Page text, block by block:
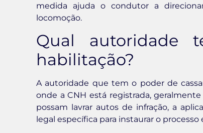
medida ajuda o condutor a
locomoção.
Qual autoridade
habilitação?
A autoridade que tem o poder de
onde a CNH está registrada,
possam lavrar autos de infração, a
legal específica para instaurar o processo